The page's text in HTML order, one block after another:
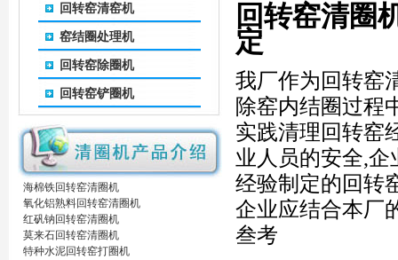
回转窑清窑机
窑结圈处理机
回转窑除圈机
回转窑铲圈机
海棉铁回转窑清圈机
氧化铝熟料回转窑清圈机
红矾钠回转窑清圈机
莫来石回转窑清圈机
特种水泥回转窑打圈机
回转窑清圈
定
我厂作为回转窑
除窑内结圈过程
实践清理回转窑
业人员的安全,
经验制定的回转
企业应结合本厂
叁考